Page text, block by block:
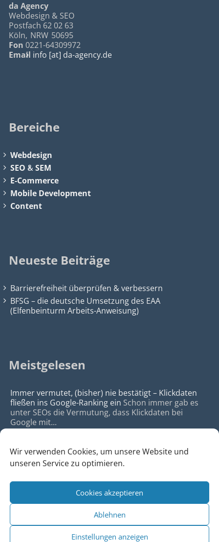
Wir verwenden Cookies, um unsere Website und
unseren Service zu optimieren.
Cookies akzeptieren
Ablehnen
Einstellungen anzeigen
da Agency
Webdesign & SEO
Postfach 62 02 63
Köln, NRW 50695
Fon 0221-64309972
Email info [at] da-agency.de
Bereiche
Webdesign
SEO &SEM
E-Commerce
Mobile Development
Content
Neueste Beiträge
Barrierefreiheit überprüfen & verbessern
BFSG – die deutsche Umsetzung des EAA
(Elfenbeinturm Arbeits-Anweisung)
Meistgelesen
Immer vermutet, (bisher) nie bestätigt – Klickdaten
fließen ins Google-Ranking ein Schon immer gab es
unter SEOs die Vermutung, dass Klickdaten bei
Google mit...
da Agency - Webagentur für Webdesign & SEO, Köln
•Webdesign Köln|SEO Köln|Sitemap|Impressum
|Datenschutz